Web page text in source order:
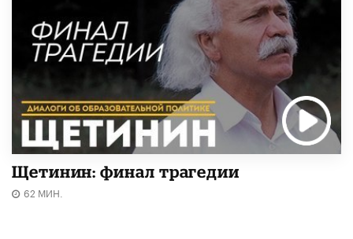
Щетинин: финал трагедии
62 МИН.